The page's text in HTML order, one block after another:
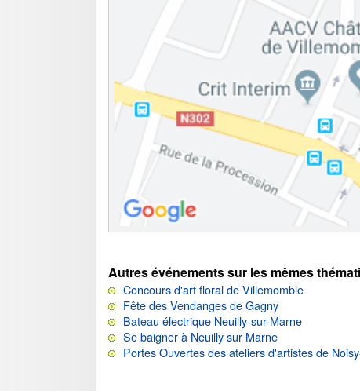
Autres événements sur les mêmes
Concours d'art floral de Villemomble
Fête des Vendanges de Gagny
Bateau électrique Neuilly-sur-Marne
Se baigner à Neuilly sur Marne
Portes Ouvertes des ateliers d'artistes de